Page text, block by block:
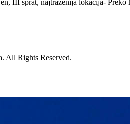
All Rights Reserved.